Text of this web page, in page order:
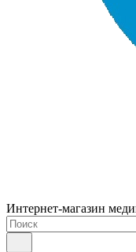
Интернет-магазин